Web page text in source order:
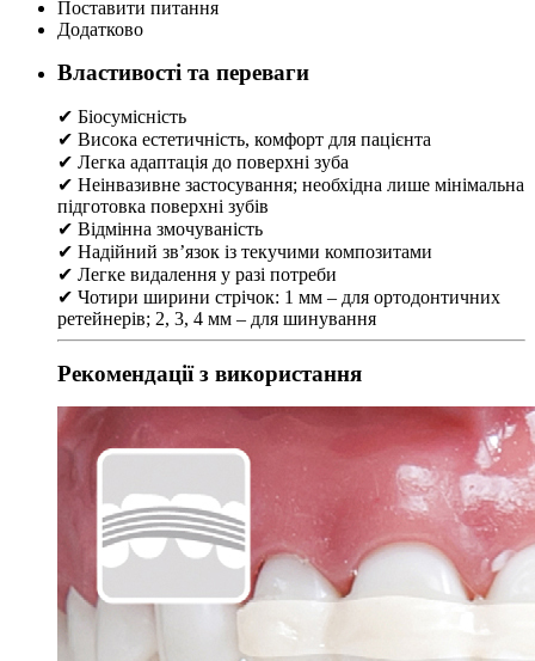
Поставити питання
Додатково
Властивості та переваги
✔ Біосумісність
✔ Висока естетичність, комфорт для пацієнта
✔ Легка адаптація до поверхні зуба
✔ Неінвазивне застосування; необхідна лише мінімальна
підготовка поверхні зубів
✔ Відмінна змочуваність
✔ Надійний зв’язок із текучими композитами
✔ Легке видалення у разі потреби
✔ Чотири ширини стрічок: 1 мм – для ортодонтичних
ретейнерів; 2, 3, 4 мм – для шинування
Рекомендації з використання